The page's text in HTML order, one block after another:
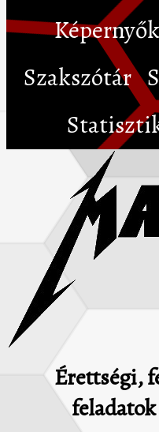
Szakszótár
Érettségi,